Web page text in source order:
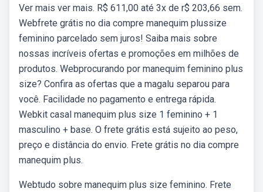
Ver mais ver mais. R$ 611,00 até 3x de r$ 203,66 sem.
Webfrete grátis no dia compre manequim plussize
feminino parcelado sem juros! Saiba mais sobre
nossas incríveis ofertas e promoções em milhões de
produtos. Webprocurando por manequim feminino plus
size? Confira as ofertas que a magalu separou para
você. Facilidade no pagamento e entrega rápida.
Webkit casal manequim plus size 1 feminino + 1
masculino + base. O frete grátis está sujeito ao peso,
preço e distância do envio. Frete grátis no dia compre
manequim plus.
Webtudo sobre manequim plus size feminino. Frete